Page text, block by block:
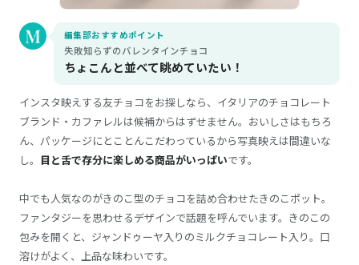
編集部おすすめポイント
失敗知らずのバレンタインチョコ
ちょこんと並べて眺めていたい！
インスタ映えする友チョコをお探しなら、イタリアのチョコレート
ブランド・カファレルは候補からはずせません。おいしさはもちろ
ん、パッケージにとことんこだわっているから写真映えは間違いな
し。 目と舌で存分に楽しめる商品がいっぱいです。
中でも人気なのがきのこ型のチョコを詰め合わせたきのこポット。
ファンタジーを思わせるデザインで話題を呼んでいます。きのこの
包みを開くと、ジャンドゥーヤ入りのミルクチョコレート入り。口
溶けがよく、上品な味わいです。